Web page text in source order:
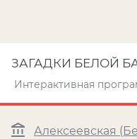
ЗАГАДКИ БЕЛОЙ
Интерактивная
Алексеевская